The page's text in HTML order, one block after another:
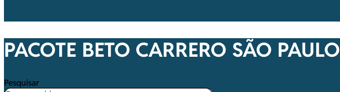
PACOTE BETO CARRERO SÃO PAULO
Pesquisar